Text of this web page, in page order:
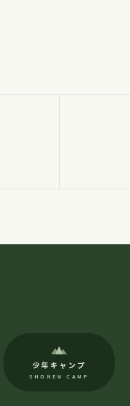
少年キャンプ
SHONEN CAMP